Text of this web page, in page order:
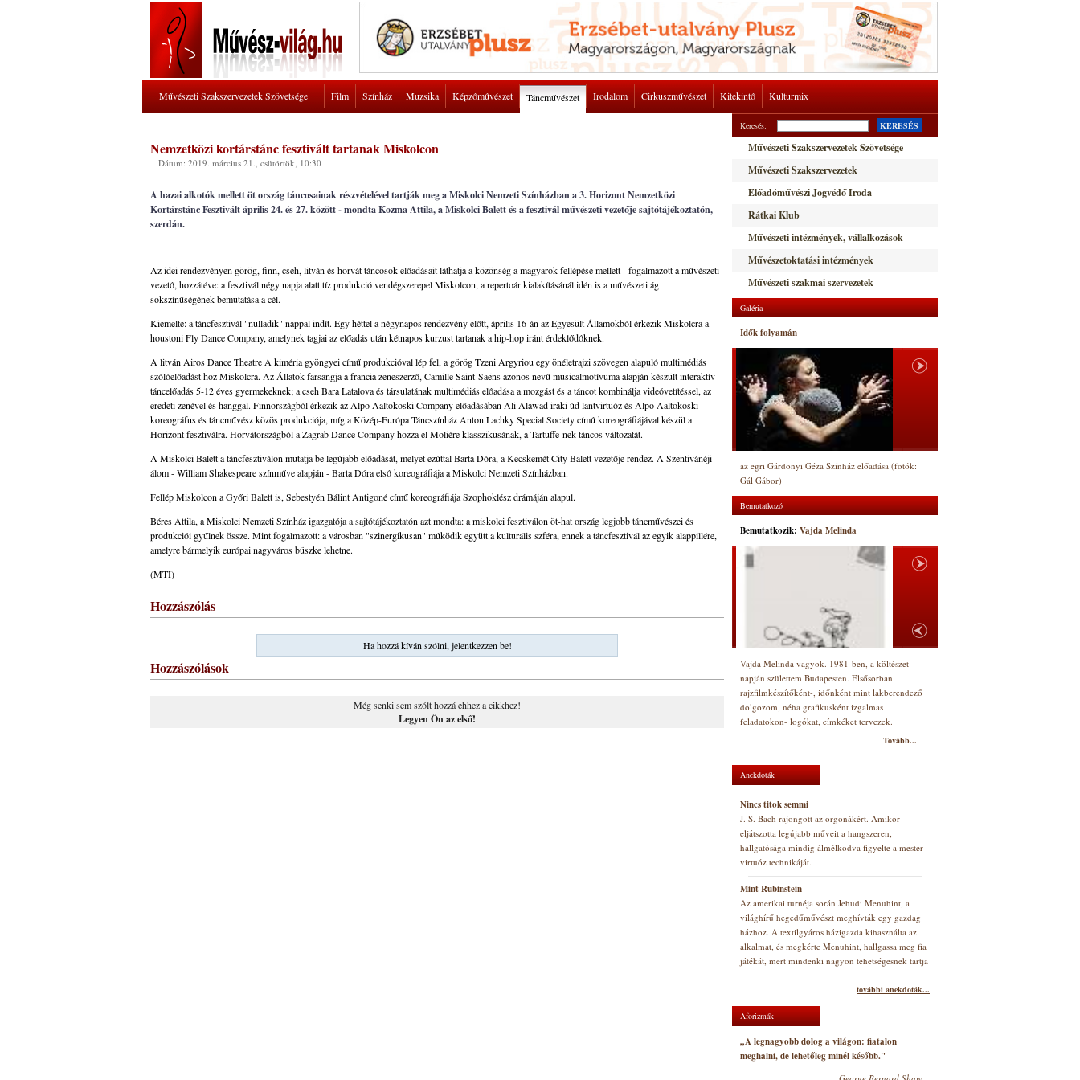
Művészeti Szakszervezetek Szövetsége Film Színház Muzsika Képzőművészet Táncművészet Irodalom Cirkuszművészet Kitekintő Kulturmix
Nemzetközi kortárstánc fesztivált tartanak Miskolcon
Dátum: 2019. március 21., csütörtök, 10:30
A hazai alkotók mellett öt ország táncosainak részvételével tartják meg a Miskolci Nemzeti Színházban a 3. Horizont Nemzetközi
Kortárstánc Fesztivált április 24. és 27. között - mondta Kozma Attila, a Miskolci Balett és a fesztivál művészeti vezetője sajtótájékoztatón,
szerdán.
Az idei rendezvényen görög, finn, cseh, litván és horvát táncosok előadásait láthatja a közönség a magyarok fellépése mellett - fogalmazott a művészeti
vezető, hozzátéve: a fesztivál négy napja alatt tíz produkció vendégszerepel Miskolcon, a repertoár kialakításánál idén is a művészeti ág
sokszínűségének bemutatása a cél.
Kiemelte: a táncfesztivál "nulladik" nappal indít. Egy héttel a négynapos rendezvény előtt, április 16-án az Egyesült Államokból érkezik Miskolcra a
houstoni Fly Dance Company, amelynek tagjai az előadás után kétnapos kurzust tartanak a hip-hop iránt érdeklődőknek.
A litván Airos Dance Theatre A kiméria gyöngyei című produkcióval lép fel, a görög Tzeni Argyriou egy önéletrajzi szövegen alapuló multimédiás
szólóelőadást hoz Miskolcra. Az Állatok farsangja a francia zeneszerző, Camille Saint-Saëns azonos nevű musicalmotívuma alapján készült interaktív
táncelőadás 5-12 éves gyermekeknek; a cseh Bara Latalova és társulatának multimédiás előadása a mozgást és a táncot kombinálja videóvetítéssel, az
eredeti zenével és hanggal. Finnországból érkezik az Alpo Aaltokoski Company előadásában Ali Alawad iraki úd lantvirtuóz és Alpo Aaltokoski
koreográfus és táncművész közös produkciója, míg a Közép-Európa Táncszínház Anton Lachky Special Society című koreográfiájával készül a
Horizont fesztiválra. Horvátországból a Zagrab Dance Company hozza el Moliére klasszikusának, a Tartuffe-nek táncos változatát.
A Miskolci Balett a táncfesztiválon mutatja be legújabb előadását, melyet ezúttal Barta Dóra, a Kecskemét City Balett vezetője rendez. A Szentivánéji
álom - William Shakespeare színműve alapján - Barta Dóra első koreográfiája a Miskolci Nemzeti Színházban.
Fellép Miskolcon a Győri Balett is, Sebestyén Bálint Antigoné című koreográfiája Szophoklész drámáján alapul.
Béres Attila, a Miskolci Nemzeti Színház igazgatója a sajtótájékoztatón azt mondta: a miskolci fesztiválon öt-hat ország legjobb táncművészei és
produkciói gyűlnek össze. Mint fogalmazott: a városban "szinergikusan" működik együtt a kulturális szféra, ennek a táncfesztivál az egyik alappillére,
amelyre bármelyik európai nagyváros büszke lehetne.
(MTI)
Hozzászólás
Ha hozzá kíván szólni, jelentkezzen be!
Hozzászólások
Még senki sem szólt hozzá ehhez a cikkhez!
Legyen Ön az első!
Keresés: KERESÉS
Művészeti Szakszervezetek Szövetsége
Művészeti Szakszervezetek
Előadóművészi Jogvédő Iroda
Rátkai Klub
Művészeti intézmények, vállalkozások
Művészetoktatási intézmények
Művészeti szakmai szervezetek
Galéria
Idők folyamán
az egri Gárdonyi Géza Színház előadása (fotók:
Gál Gábor)
Bemutatkozó
Bemutatkozik: Vajda Melinda
Vajda Melinda vagyok. 1981-ben, a költészet
napján születtem Budapesten. Elsősorban
rajzfilmkészítőként-, időnként mint lakberendező
dolgozom, néha grafikusként izgalmas
feladatokon- logókat, címkéket tervezek.
Tovább...
Anekdoták
Nincs titok semmi
J. S. Bach rajongott az orgonákért. Amikor
eljátszotta legújabb műveit a hangszeren,
hallgatósága mindig álmélkodva figyelte a mester
virtuóz technikáját.
Mint Rubinstein
Az amerikai turnéja során Jehudi Menuhint, a
világhírű hegedűművészt meghívták egy gazdag
házhoz. A textilgyáros házigazda kihasználta az
alkalmat, és megkérte Menuhint, hallgassa meg fia
játékát, mert mindenki nagyon tehetségesnek tartja
további anekdoták...
Aforizmák
„A legnagyobb dolog a világon: fiatalon
meghalni, de lehetőleg minél később."